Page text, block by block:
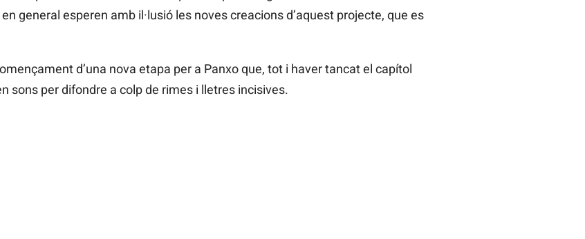
general esperen amb il·lusió les noves creacions d’aquest projecte, que es
d’una nova etapa per a Panxo que, tot i haver tancat el capítol
sons per difondre a colp de rimes i lletres incisives.